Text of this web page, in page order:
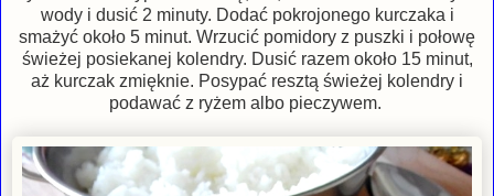
wody i dusić 2 minuty. Dodać pokrojonego kurczaka i
smażyć około 5 minut. Wrzucić pomidory z puszki i połowę
świeżej posiekanej kolendry. Dusić razem około 15 minut,
aż kurczak zmięknie. Posypać resztą świeżej kolendry i
podawać z ryżem albo pieczywem.